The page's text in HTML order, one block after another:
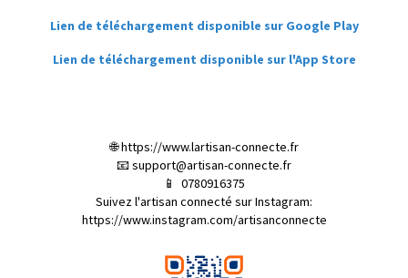
Lien de téléchargement disponible sur Google Play
Lien de téléchargement disponible sur l'App Store
🌐https://www.lartisan-connecte.fr
📧support@artisan-connecte.fr
📱 0780916375
Suivez l'artisan connecté sur Instagram:
https://www.instagram.com/artisanconnecte